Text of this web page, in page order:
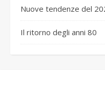
Nuove tendenze del
Il ritorno degli anni 80